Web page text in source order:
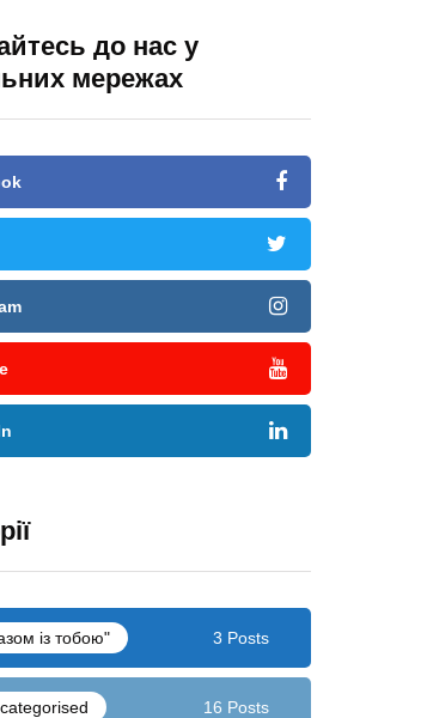
до нас у
мережах
iз тобою" 3 Posts
16 Posts